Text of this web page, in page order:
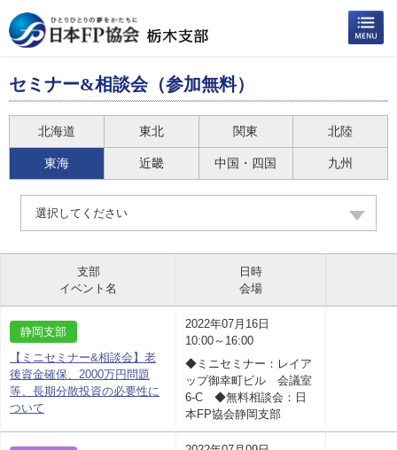
セミナー&相談会（参加無料）
北海道 東北 関東 北陸
東海 近畿 中国・四国 九州
選択してください
支部
イベント名
日時
会場
静岡支部
【ミニセミナー&相談会】老
後資金確保、2000万円問題
等、長期分散投資の必要性に
ついて
2022年07月16日
10:00～16:00
◆ミニセミナー：レイア
ップ御幸町ビル 会議室
6-C ◆無料相談会：日
本FP協会静岡支部